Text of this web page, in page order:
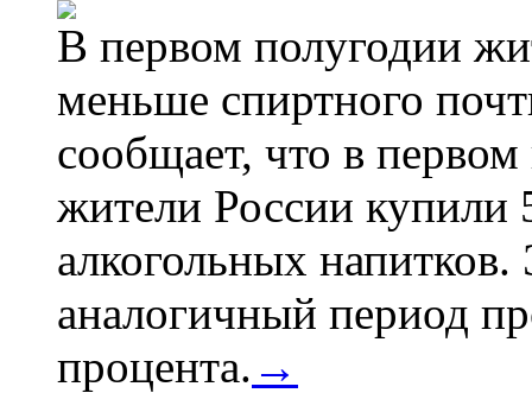
В первом полугодии
меньше спиртного
сообщает, что в
жители России купили
алкогольных
аналогичный период
процента. →